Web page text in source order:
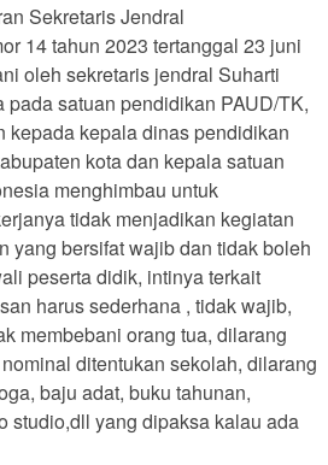
Sekretaris Jendral
14 tahun 2023 tertanggal 23 juni
oleh sekretaris jendral Suharti
satuan pendidikan PAUD/TK,
kepada kepala dinas pendidikan
kota dan kepala satuan
menghimbau untuk
tidak menjadikan kegiatan
yang bersifat wajib dan tidak boleh
peserta didik, intinya terkait
harus sederhana , tidak wajib,
membebani orang tua, dilarang
ditentukan sekolah, dilarang
baju adat, buku tahunan,
studio,dll yang dipaksa kalau ada